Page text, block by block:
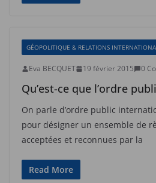
GÉOPOLITIQUE & RELATIONS
Eva BECQUET 19 février 2015 0
Qu’est-ce que l’ordre
On parle d’ordre public
pour désigner un ensemble de
acceptées et reconnues par la
Read More